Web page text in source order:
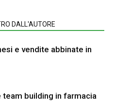
DALL'AUTORE
e vendite abbinate in
team building in farmacia